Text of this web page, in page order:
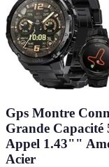
Gps Montre
Grande Capacité
Appel 1.43""
Acier